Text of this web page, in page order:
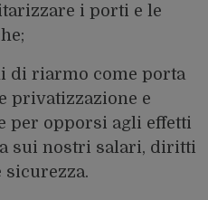
i porti e le
di riarmo come porta
privatizzazione e
per opporsi agli effetti
sui nostri salari, diritti
sicurezza.